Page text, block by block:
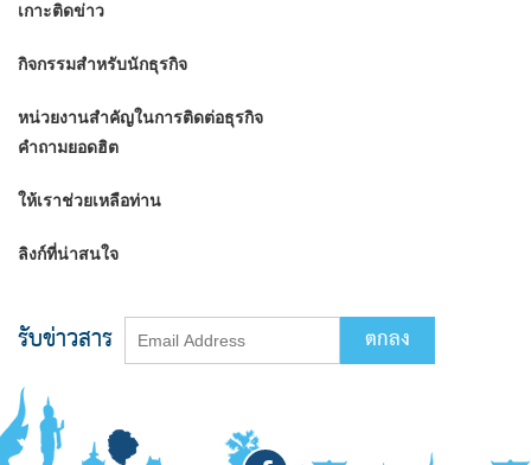
เกาะติดข่าว
กิจกรรมสำหรับนักธุรกิจ
หน่วยงานสำคัญในการติดต่อธุรกิจ
คำถามยอดฮิต
ให้เราช่วยเหลือท่าน
ลิงก์ที่น่าสนใจ
รับข่าวสาร